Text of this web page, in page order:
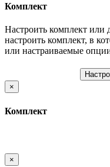
Комплект
Настроить комплект или
настроить комплект, в
или настраиваемые
×
Комплект
×